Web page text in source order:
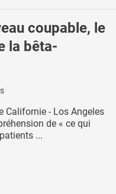
coupable, le
la bêta-
Californie - Los Angeles
de « ce qui
...